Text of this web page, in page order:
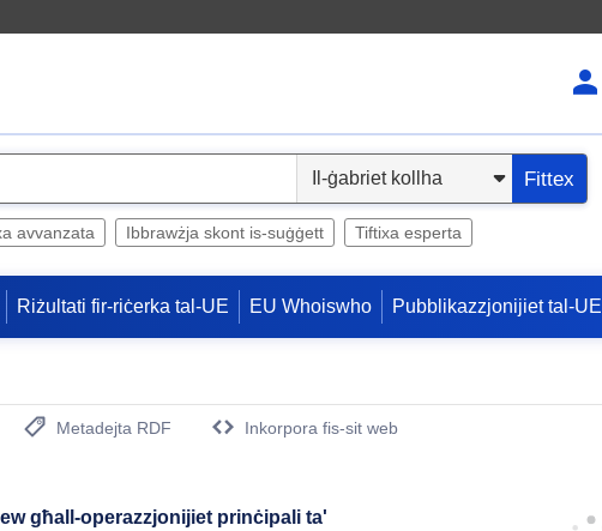
Fittex
avvanzata Ibbrawżja skont is-suġġett Tiftixa esperta
Riżultati fir-riċerka tal-UE EU Whoiswho Pubblikazzjonijiet tal-UE
Metadejta RDF
Inkorpora fis-sit web
għall-operazzjonijiet prinċipali ta'